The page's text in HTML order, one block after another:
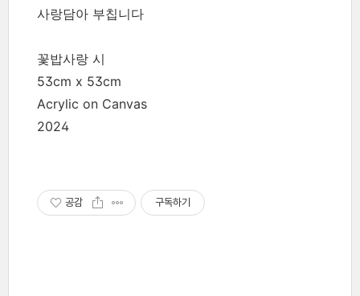
사랑담아 부칩니다
꽃밥사랑 시
53cm x 53cm
Acrylic on Canvas
2024
공감 구독하기